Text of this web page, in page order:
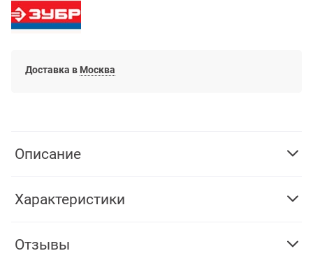
Доставка в Москва
Описание
Характеристики
Отзывы